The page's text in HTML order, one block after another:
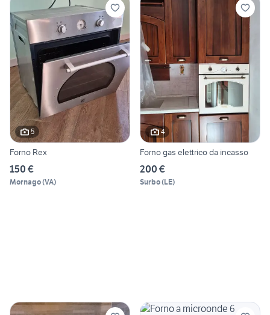
5
Forno Rex
150 €
Mornago(VA)
4
Forno gas elettrico da incasso
200 €
Surbo(LE)